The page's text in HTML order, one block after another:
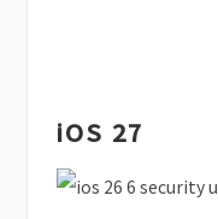
iOS 27